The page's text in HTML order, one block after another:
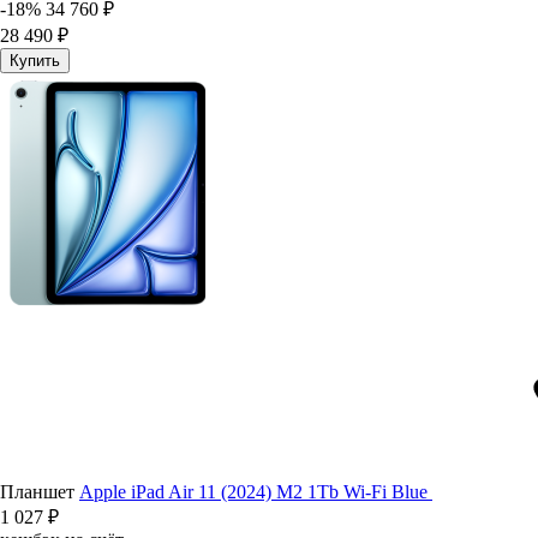
-18% 34 760 ₽
28 490 ₽
Купить
Планшет Apple iPad Air 11 (2024) M2 1Tb Wi-Fi Blue
1 027 ₽